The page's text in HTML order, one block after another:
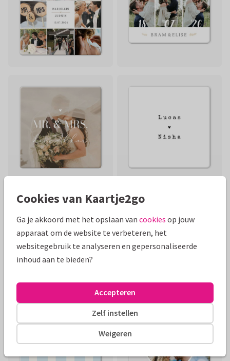
Cookies van Kaartje2go
Ga je akkoord met het opslaan van cookies op jouw
apparaat om de website te verbeteren, het
websitegebruik te analyseren en gepersonaliseerde
inhoud aan te bieden?
Weigeren
Zelf instellen
Accepteren